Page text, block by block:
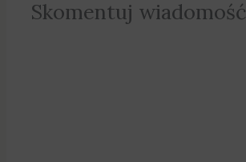
Skomentuj wiadomość